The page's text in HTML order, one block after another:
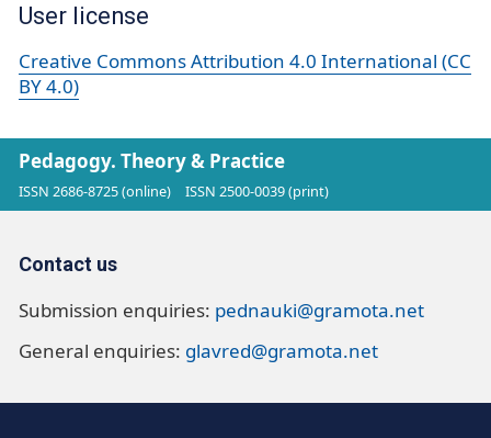
User license
Creative Commons Attribution 4.0 International (CC
BY 4.0)
Pedagogy. Theory & Practice
ISSN 2686-8725 (online) ISSN 2500-0039 (print)
Contact us
Submission enquiries: pednauki@gramota.net
General enquiries: glavred@gramota.net